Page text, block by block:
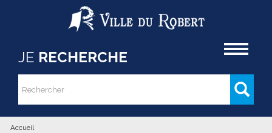
Aller au contenu principal
JE RECHERCHE
Formulaire de recherche
Rechercher
Accueil